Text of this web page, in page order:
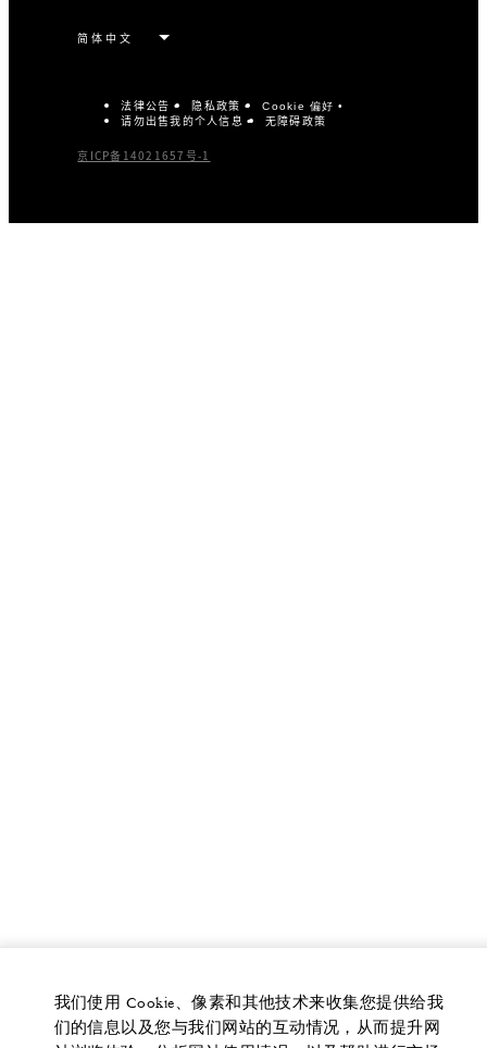
法律公告 隐私政策 Cookie 偏好
请勿出售我的个人信息 无障碍政策
京ICP备14021657号-1
我们使用 Cookie、像素和其他技术来收集您提供给我
们的信息以及您与我们网站的互动情况，从而提升网